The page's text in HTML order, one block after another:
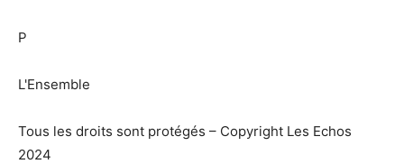
P
L'Ensemble
Tous les droits sont protégés – Copyright Les Echos
2024